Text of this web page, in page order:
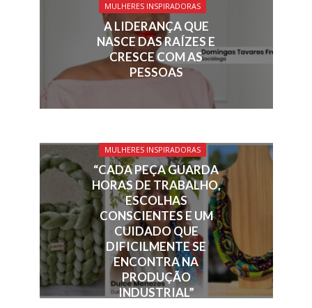
MULHERES INSPIRADORAS
A LIDERANÇA QUE
NASCE DAS RAÍZES E
CRESCE COM AS
PESSOAS
MULHERES INSPIRADORAS
“CADA PEÇA GUARDA
HORAS DE TRABALHO,
ESCOLHAS
CONSCIENTES E UM
CUIDADO QUE
DIFICILMENTE SE
ENCONTRA NA
PRODUÇÃO
INDUSTRIAL”